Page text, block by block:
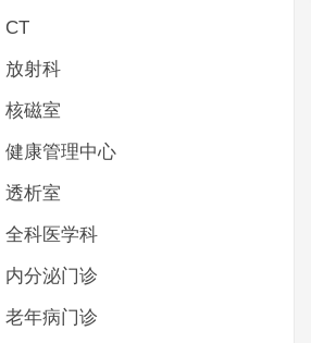
CT
放射科
核磁室
健康管理中心
透析室
全科医学科
内分泌门诊
老年病门诊